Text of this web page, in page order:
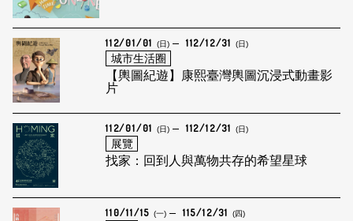
112/01/01 (日) 112/12/31 (日)
城市生活圈
【輿圖紀遊】康熙臺灣輿圖沉浸式動畫影
片
112/01/01 (日) 112/12/31 (日)
展覽
找家：回到人與萬物共存的希望星球
110/11/15 (一) 115/12/31 (四)